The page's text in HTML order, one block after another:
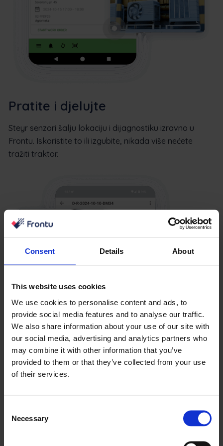
Consent Details About
This website uses cookies
We use cookies to personalise content and ads, to
provide social media features and to analyse our traffic.
We also share information about your use of our site with
our social media, advertising and analytics partners who
may combine it with other information that you’ve
provided to them or that they’ve collected from your use
of their services.
Selection
Necessary
Pratite i djelujte
Steyr senzori šalju lokaciju i dijagnostiku izravno u
Frontu. Iskoristite to ili izgubite, nikada više nećete
tražiti traktor.